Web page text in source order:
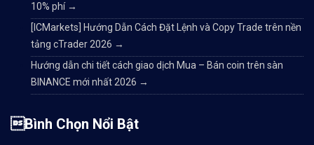
10% phí →
[ICMarkets] Hướng Dẫn Cách Đặt Lệnh và Copy Trade trên nền
tảng cTrader 2026 →
Hướng dẫn chi tiết cách giao dịch Mua – Bán coin trên sàn
BINANCE mới nhất 2026 →
Bình Chọn Nổi Bật